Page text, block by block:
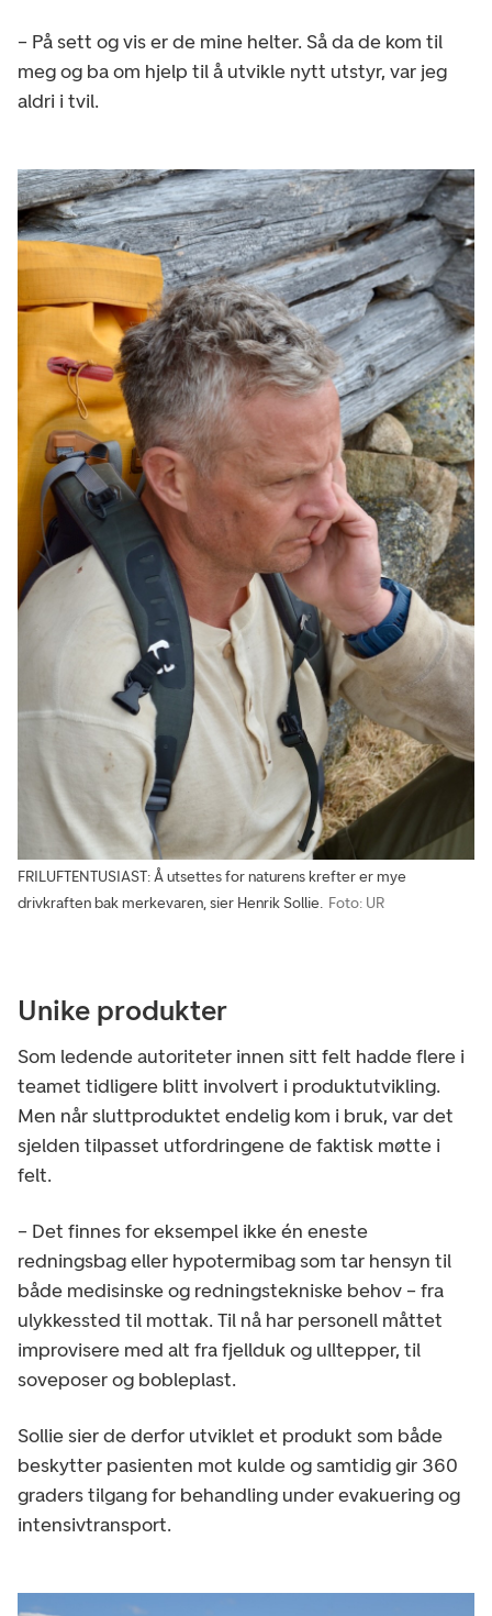
– På sett og vis er de mine helter. Så da de kom til
meg og ba om hjelp til å utvikle nytt utstyr, var jeg
aldri i tvil.
FRILUFTENTUSIAST: Å utsettes for naturens krefter er mye
drivkraften bak merkevaren, sier Henrik Sollie. Foto: UR
Unike produkter
Som ledende autoriteter innen sitt felt hadde flere i
teamet tidligere blitt involvert i produktutvikling.
Men når sluttproduktet endelig kom i bruk, var det
sjelden tilpasset utfordringene de faktisk møtte i
felt.
– Det finnes for eksempel ikke én eneste
redningsbag eller hypotermibag som tar hensyn til
både medisinske og redningstekniske behov – fra
ulykkessted til mottak. Til nå har personell måttet
improvisere med alt fra fjellduk og ulltepper, til
soveposer og bobleplast.
Sollie sier de derfor utviklet et produkt som både
beskytter pasienten mot kulde og samtidig gir 360
graders tilgang for behandling under evakuering og
intensivtransport.